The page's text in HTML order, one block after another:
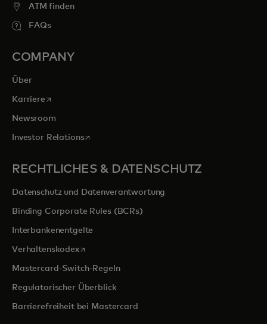
ATM finden
FAQs
COMPANY
Über
Karrierewird in einer neuen Registerkarte geöffnet
Newsroom
Investor Relationswird in einer neuen Registerkarte geöffnet
RECHTLICHES & DATENSCHUTZ
Datenschutz und Datenverantwortung
Binding Corporate Rules (BCRs)
Interbankenentgelte
Verhaltenskodexwird in einer neuen Registerkarte geöffnet
Mastercard-Switch-Regeln
Regulatorischer Überblick
Barrierefreiheit bei Mastercard